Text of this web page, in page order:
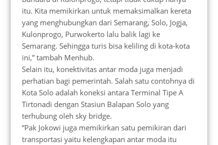
itu. Kita memikirkan untuk memaksimalkan kereta
yang menghubungkan dari Semarang, Solo, Jogja,
Kulonprogo, Purwokerto lalu balik lagi ke
Semarang. Sehingga turis bisa keliling di kota-kota
ini,” tambah Menhub.
Selain itu, konektivitas antar moda juga menjadi
perhatian bagi pemerintah. Salah satu contohnya di
Kota Solo adalah koneksi antara Terminal Tipe A
Tirtonadi dengan Stasiun Balapan Solo yang
terhubung oleh sky bridge.
“Pak Jokowi juga memikirkan satu pemikiran dari
transportasi yaitu kelengkapan antar moda itu